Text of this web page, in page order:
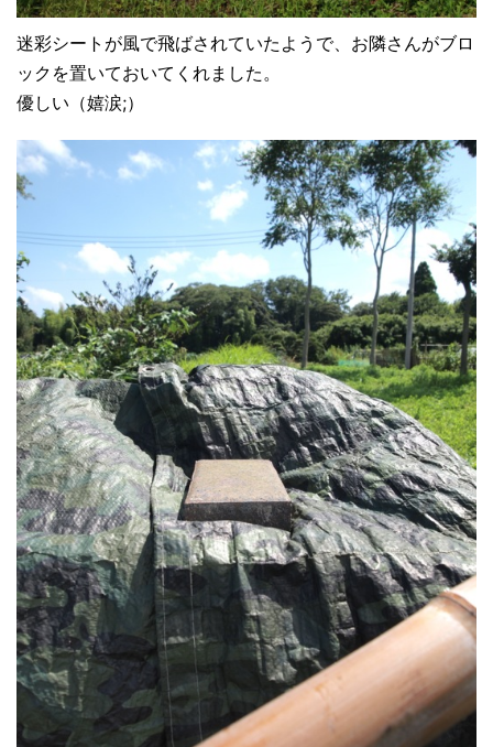
迷彩シートが風で飛ばされていたようで、お隣さんがブロ
ックを置いておいてくれました。
優しい（嬉涙;）